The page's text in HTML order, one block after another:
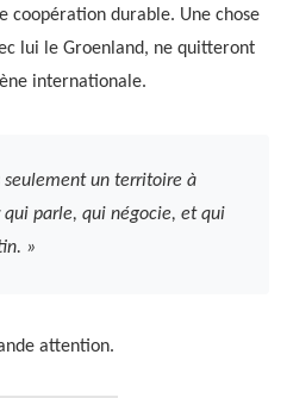
coopération durable. Une chose
lui le Groenland, ne quitteront
internationale.
seulement un territoire à
qui parle, qui négocie, et qui
»
attention.